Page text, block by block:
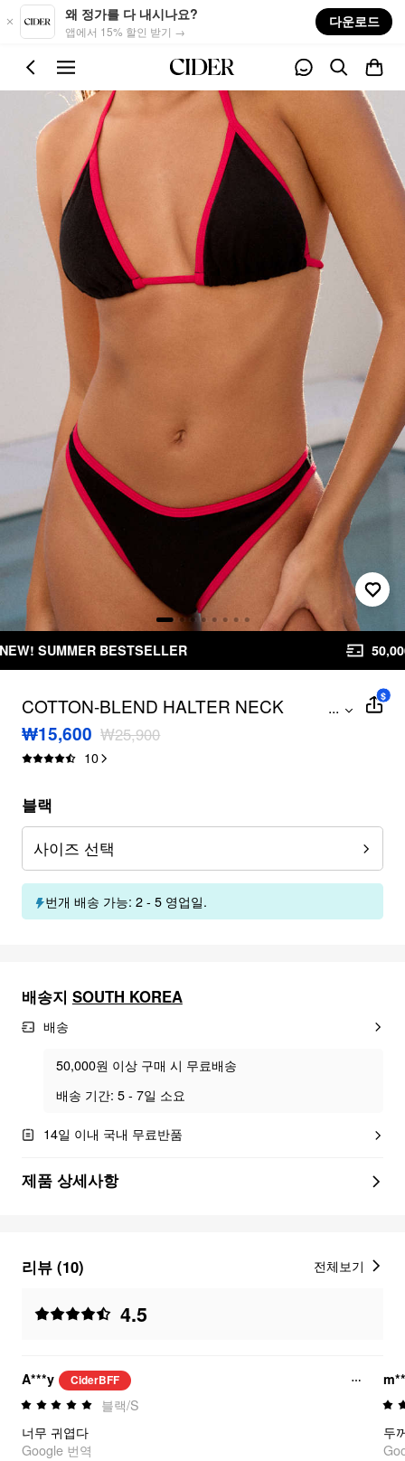
Skip to main content
왜 정가를 다 내시나요?
앱에서 15% 할인 받기 →
다운로드
50,000원 이상 구매 시 무료배송 무료 반품
COTTON-BLEND HALTER NECK
CONTRASTING BINDING TRIANGLE
CHEEKY BIKINI SET
...
₩15,600 ₩25,900
10
$
블랙
사이즈 선택
번개 배송 가능: 2 - 5 영업일.
배송지 SOUTH KOREA
배송
50,000원 이상 구매 시 무료배송
배송 기간: 5 - 7일 소요
14일 이내 국내 무료반품
제품 상세사항
리뷰 (10)
4.5
전체보기
A***y CiderBFF
블랙/S
너무 귀엽다
Google 번역